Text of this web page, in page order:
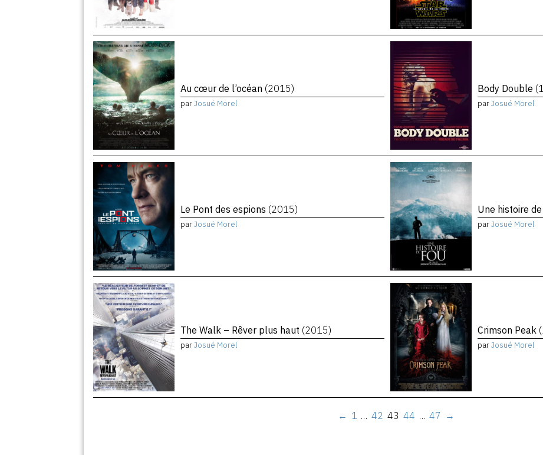
Au cœur de l’océan (2015)
parJosué Morel
Body Double
parJosué Morel
Le Pont des espions (2015)
parJosué Morel
Une histoire
parJosué Morel
The Walk – Rêver plus haut (2015)
parJosué Morel
Crimson Peak
parJosué Morel
← 1 … 42 43 44 … 47 →